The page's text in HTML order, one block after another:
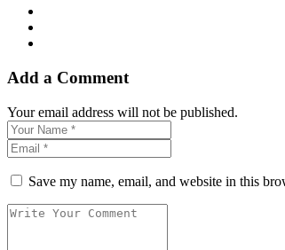
Add a Comment
Your email address will not be published.
Save my name, email, and website in this